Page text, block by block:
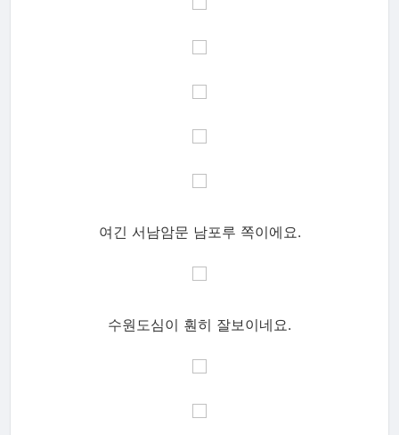
여긴 서남암문 남포루 쪽이에요.
수원도심이 훤히 잘보이네요.